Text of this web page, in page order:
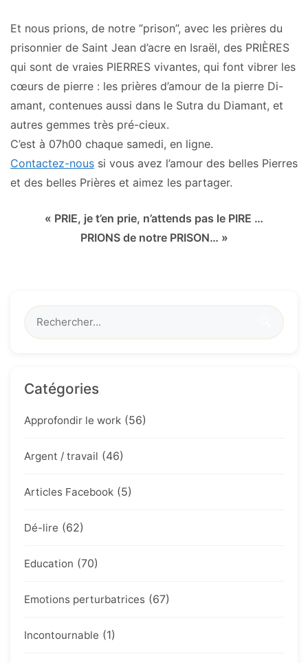
Et nous prions, de notre ”prison”, avec les prières du
prisonnier de Saint Jean d’acre en Israël, des PRIÈRES
qui sont de vraies PIERRES vivantes, qui font vibrer les
cœurs de pierre : les prières d’amour de la pierre Di-
amant, contenues aussi dans le Sutra du Diamant, et
autres gemmes très pré-cieux.
C’est à 07h00 chaque samedi, en ligne.
Contactez-nous si vous avez l’amour des belles Pierres
et des belles Prières et aimez les partager.
« PRIE, je t’en prie, n’attends pas le PIRE …
PRIONS de notre PRISON… »
Catégories
Approfondir le work (56)
Argent / travail (46)
Articles Facebook (5)
Dé-lire (62)
Education (70)
Emotions perturbatrices (67)
Incontournable (1)